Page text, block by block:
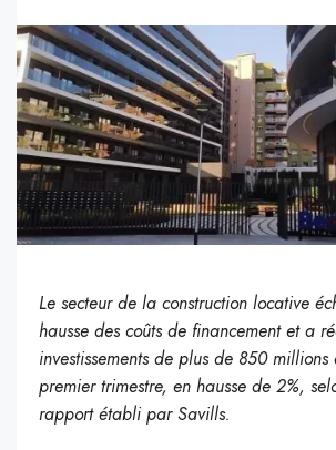
Le secteur de la construction locative
hausse des coûts de financement et a
investissements de plus de 850 millions
premier trimestre, en hausse de 2%,
rapport établi par Savills.